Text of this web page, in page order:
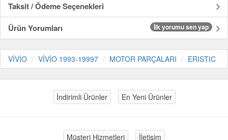
Taksit / Ödeme Seçenekleri
Ürün Yorumları
İlk yorumu sen yap
VİVİO VİVİO 1993-19997 MOTOR PARÇALARI ERISTIC
İndirimli Ürünler En Yeni Ürünler
Müşteri Hizmetleri İletişim